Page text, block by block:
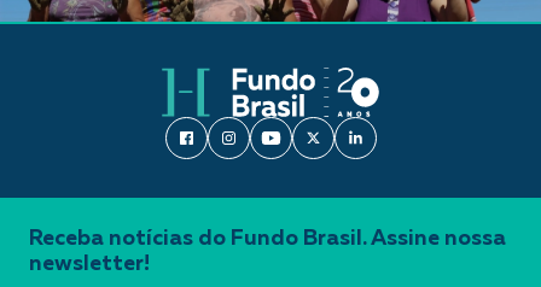
Receba notícias do Fundo Brasil. Assine nossa
newsletter!